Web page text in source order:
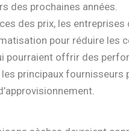
des prochaines années.
des prix, les entreprises
pour réduire les
pourraient offrir des
principaux